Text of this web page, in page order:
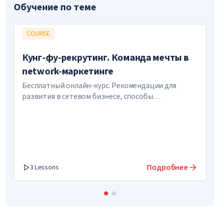
Обучение по теме
COURSE
Кунг-фу-рекрутинг. Команда мечты в
network-маркетинге
Бесплатный онлайн-курс. Рекомендации для
развития в сетевом бизнесе, способы
3 Lessons Подробнее